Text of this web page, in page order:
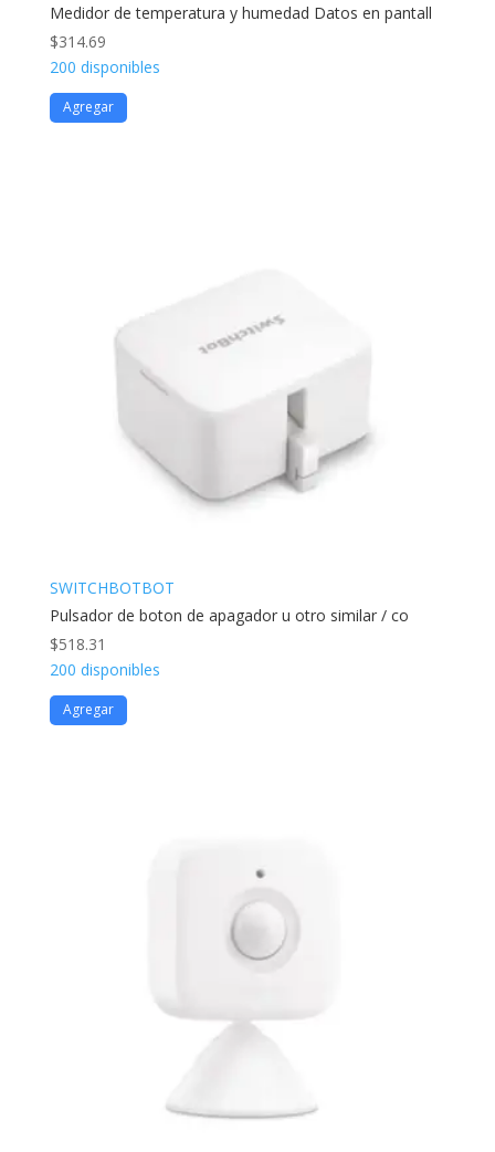
Medidor de temperatura y humedad Datos en pantall
$314.69
200 disponibles
Agregar
SWITCHBOTBOT
Pulsador de boton de apagador u otro similar / co
$518.31
200 disponibles
Agregar